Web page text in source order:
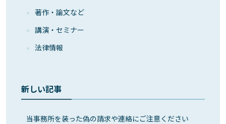
著作・論⽂など
講演・セミナー
法律情報
新しい記事
当事務所を装った偽の請求や連絡にご注意ください